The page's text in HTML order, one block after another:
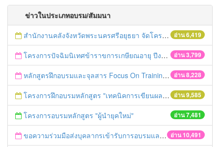
ข่าวในประเภทอบรม/สัมมนา
อ่าน 6,419
สำนักงานคลังจังหวัดพระนครศรีอยุธยา จัดโครงการฝึกอบรมเชิงปฏิบัติการ "การจัดซื้อจัดจ้างด้วยวิธีตลาดอิเล็กทรอนิกส์ (e-market)และวิธีประกวดราคาอิเล็กทรอนิกส์ (e-bidding)" ในวันที่ 4 เมษายน 2559 ณ อาคารราชภัฎ 100ปี ชั้น 2 มหาวิทยาลัยราชภัฎพระนครศรีอยุธยา
อ่าน 3,799
โครงการปัจฉิมนิเทศข้าราขการเกษียณอายุ ปีงบประมาณ พ.ศ. 2559
อ่าน 8,228
หลักสูตรฝึกอบรมและจุลสาร Focus On Training
อ่าน 9,585
โครงการฝึกอบรมหลักสูตร "เทคนิคการเขียนผลงานทางวิชาการ" รุ่นที่ 2
อ่าน 7,481
โครงการอบรมหลักสูตร "ผู้นำยุคใหม่"
อ่าน 10,491
ขอความร่วมมือส่งบุคลากรเข้ารับการอบรมและเผยแพร่ข่าวอบรม ประจำปี 2558